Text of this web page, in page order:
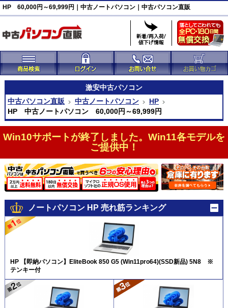
HP 60,000円～69,999円｜中古ノートパソコン｜中古パソコン直販
激安中古パソコン
中古パソコン直販
中古ノートパソコン
HP
HP 中古ノートパソコン 60,000円～69,999円
Win10サポートが終了しました。Win11各モデルを
ご提供中！
ノートパソコン HP 売れ筋ランキング
HP 【即納パソコン】EliteBook 850 G5 (Win11pro64)(SSD新品) 5N8 ※
テンキー付